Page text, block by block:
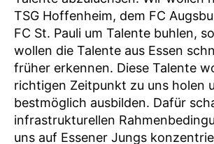
TSG Hoffenheim, dem FC
FC St. Pauli um Talente buhlen,
wollen die Talente aus Essen
früher erkennen. Diese Talente
richtigen Zeitpunkt zu uns holen
bestmöglich ausbilden. Dafür
infrastrukturellen
uns auf Essener Jungs